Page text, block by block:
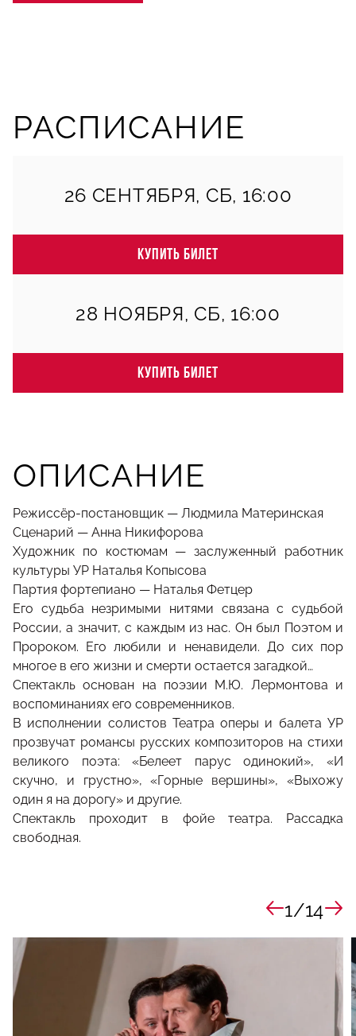
РАСПИСАНИЕ
26 СЕНТЯБРЯ, СБ, 16:00
КУПИТЬ БИЛЕТ
28 НОЯБРЯ, СБ, 16:00
КУПИТЬ БИЛЕТ
ОПИСАНИЕ
Режиссёр-постановщик — Людмила Материнская
Сценарий — Анна Никифорова
Художник по костюмам — заслуженный работник
культуры УР Наталья Копысова
Партия фортепиано — Наталья Фетцер
Его судьба незримыми нитями связана с судьбой
России, а значит, с каждым из нас. Он был Поэтом и
Пророком. Его любили и ненавидели. До сих пор
многое в его жизни и смерти остается загадкой…
Спектакль основан на поэзии М.Ю. Лермонтова и
воспоминаниях его современников.
В исполнении солистов Театра оперы и балета УР
прозвучат романсы русских композиторов на стихи
великого поэта: «Белеет парус одинокий», «И
скучно, и грустно», «Горные вершины», «Выхожу
один я на дорогу» и другие.
Спектакль проходит в фойе театра. Рассадка
свободная.
1/14